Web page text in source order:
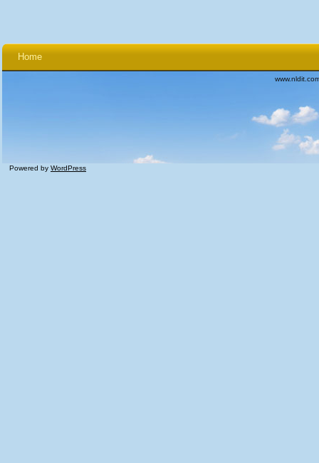
Home
Powered by WordPress